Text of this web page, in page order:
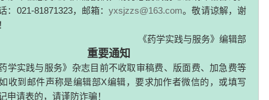
：021-81871323，邮箱：
yxsjzzs@163.com
。敬请谅解，谢
《药学实践与服务》编辑部
重要通知
学实践与服务》杂志目前不收取审稿费、版面费、加急费等
收到邮件声称是编辑部X编辑，要求加作者微信的，或填写
申请表的，请谨防诈骗！
邓晓霞,田泾,苏健芬
新药RRx−001的临床研究进展
龚杨洋,楼春杨,张火俊,缪震元
2026, 44(5): 233-238, 246.